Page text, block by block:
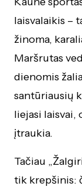
laisvalaikis –
žinoma,
Maršrutas
dienomis
santūriausių
liejasi laisvai,
įtraukia.
Tačiau
tik krepšinis: